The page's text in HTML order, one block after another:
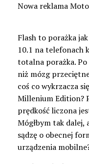
Nowa reklama
Flash to porażka
10.1 na telefonach
totalna porażka. Po
niż mózg
coś co wykrzacza
Millenium Edition?
prędkość liczona
Mógłbym tak dalej,
sądzę o obecnej
urządzenia